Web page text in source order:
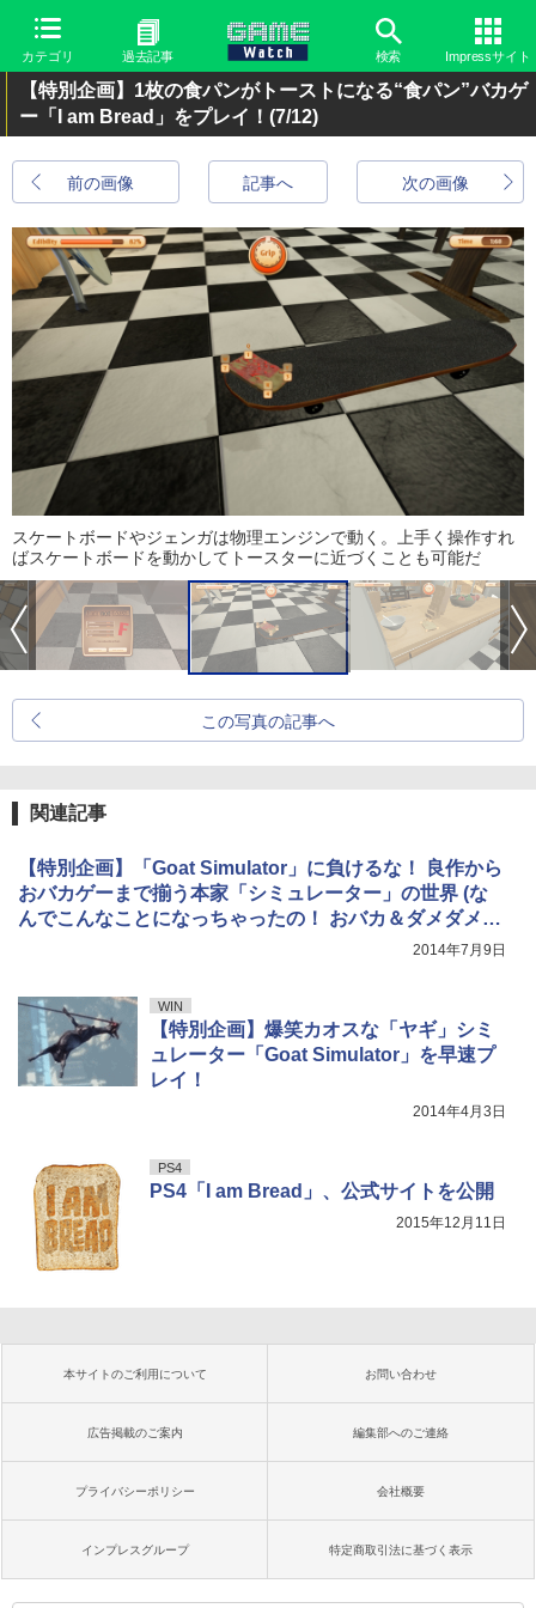
カテゴリ 過去記事 検索 Impressサイト
【特別企画】1枚の食パンがトーストになる“食パン”バカゲ
ー「I am Bread」をプレイ！ (7/12)
前の画像 次の画像
記事へ
スケートボードやジェンガは物理エンジンで動く。上手く操作すれ
ばスケートボードを動かしてトースターに近づくことも可能だ
この写真の記事へ
関連記事
【特別企画】「Goat Simulator」に負けるな！ 良作から
おバカゲーまで揃う本家「シミュレーター」の世界 (な
んでこんなことになっちゃったの！ おバカ＆ダメダメシ
2014年7月9日
WIN
【特別企画】爆笑カオスな「ヤギ」シミ
ュレーター「Goat Simulator」を早速プ
レイ！
2014年4月3日
PS4
PS4「I am Bread」、公式サイトを公開
2015年12月11日
本サイトのご利用について お問い合わせ
広告掲載のご案内 編集部へのご連絡
プライバシーポリシー 会社概要
インプレスグループ 特定商取引法に基づく表示